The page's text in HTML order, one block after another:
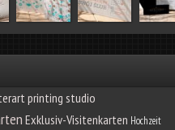
printing studio
Exklusiv-Visitenkarten Hochzeit